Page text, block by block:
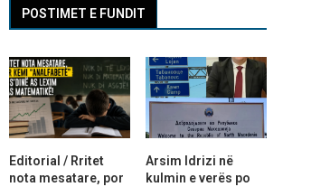
POSTIMET E FUNDIT
Editorial / Rritet
nota mesatare, por
Arsim Idrizi në
kulmin e verës po